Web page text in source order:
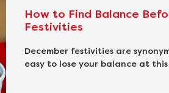
How to Find Balance
Festivities
December festivities are
easy to lose your balance at this